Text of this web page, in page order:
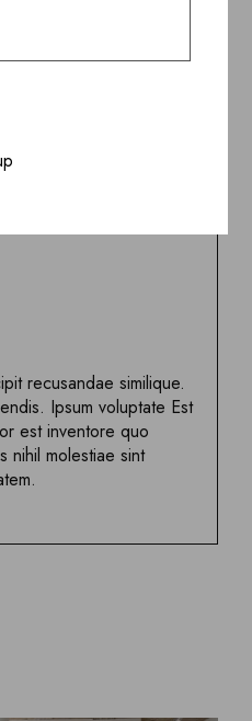
recusandae similique.
Ipsum voluptate Est
est inventore quo
nihil molestiae sint